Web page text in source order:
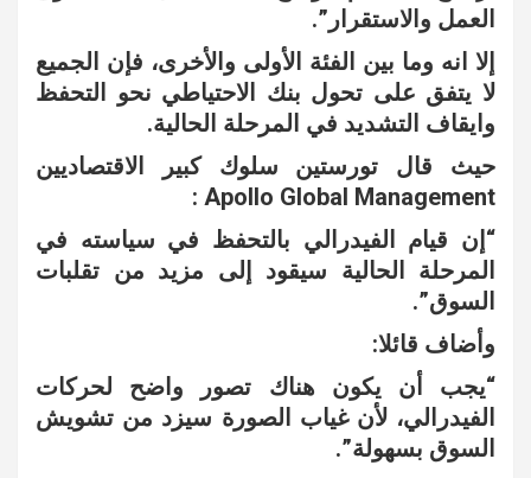
العمل والاستقرار”.
إلا انه وما بين الفئة الأولى والأخرى، فإن الجميع
لا يتفق على تحول بنك الاحتياطي نحو التحفظ
وايقاف التشديد في المرحلة الحالية.
حيث قال تورستين سلوك كبير الاقتصاديين
Apollo Global Management :
“إن قيام الفيدرالي بالتحفظ في سياسته في
المرحلة الحالية سيقود إلى مزيد من تقلبات
السوق”.
وأضاف قائلا:
“يجب أن يكون هناك تصور واضح لحركات
الفيدرالي، لأن غياب الصورة سيزد من تشويش
السوق بسهولة”.